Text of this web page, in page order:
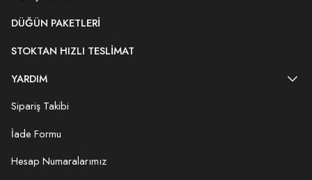
DÜĞÜN PAKETLERI
STOKTAN HIZLI TESLIMAT
YARDIM
Sipariş Takibi
İade Formu
Hesap Numaralarımız